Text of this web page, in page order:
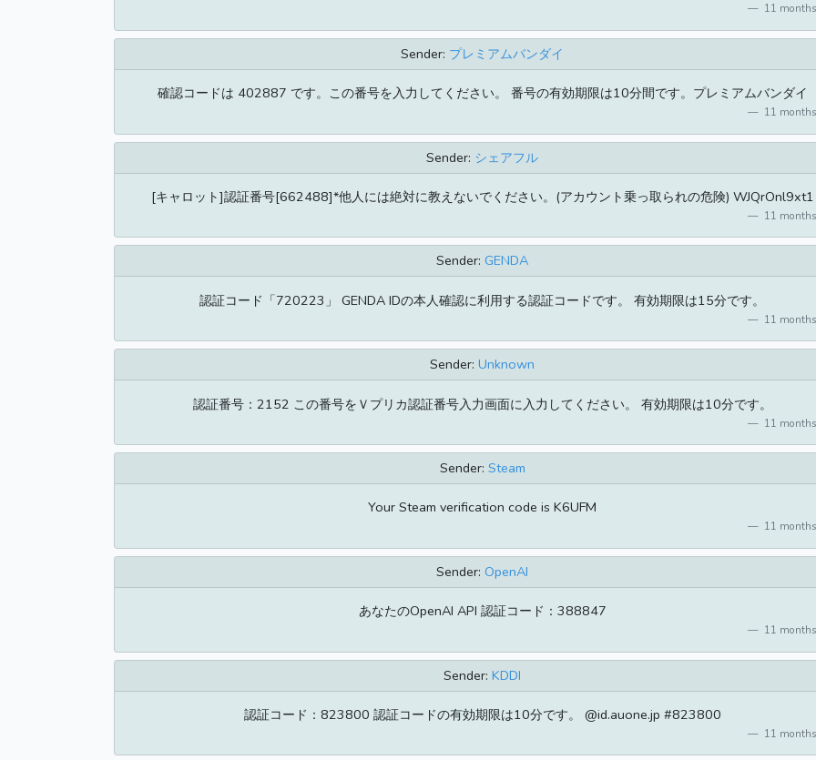
11
Sender: プレミアムバンダイ
確認コードは 402887 です。この番号を入力してください。 番号の有効期限は10分間です。プレミアムバンダイ
11
Sender: シェアフル
[キャロット]認証番号[662488]*他人には絶対に教えないでください。(アカウント乗っ取られの危険) WJQrOnl9xt1
11
Sender: GENDA
認証コード「720223」 GENDA IDの本人確認に利用する認証コードです。 有効期限は15分です。
11
Sender: Unknown
認証番号：2152 この番号をＶプリカ認証番号入力画面に入力してください。 有効期限は10分です。
11
Sender: Steam
Your Steam verification code is K6UFM
11
Sender: OpenAI
あなたのOpenAI API 認証コード：388847
11
Sender: KDDI
認証コード：823800 認証コードの有効期限は10分です。 @id.auone.jp #823800
11